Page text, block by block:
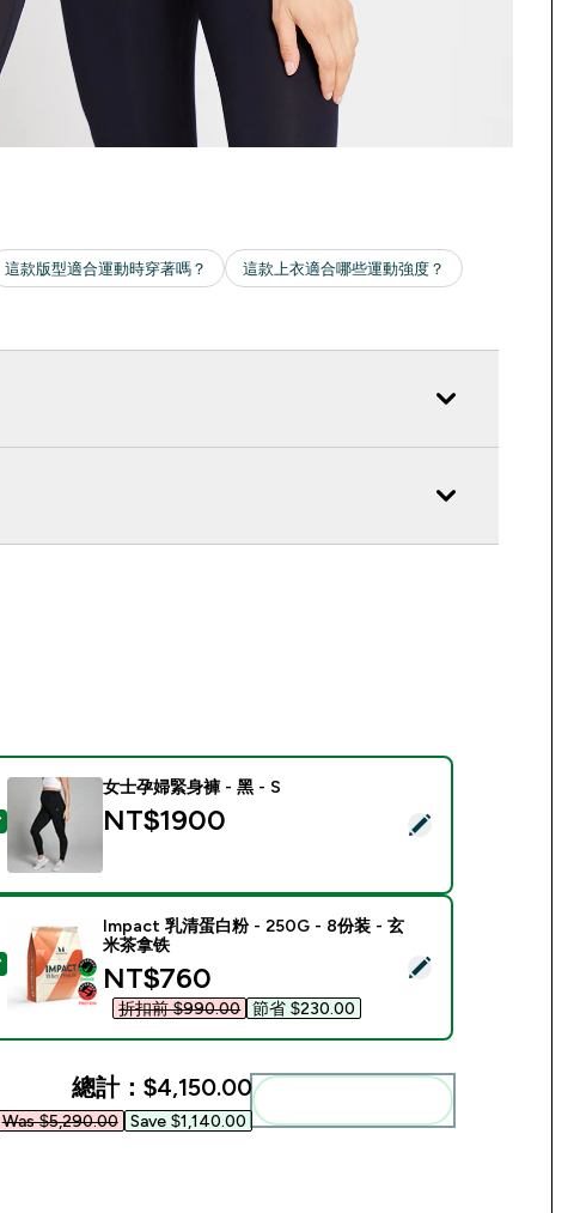
選取此商品 - 女士孕婦緊身褲 - 黑 - S
女士孕婦緊身褲 - 黑 - S
NT$1900‎
選取此商品 - Impact 乳清蛋白粉 - 250G - 8份装 - 玄米茶拿铁
Impact 乳清蛋白粉 - 250G - 8份装 - 玄
米茶拿铁
discounted price
NT$760‎
折扣前 $990.00‎ 節省 $230.00‎
總計： $4,150.00‎
Was $5,290.00‎ Save $1,140.00‎